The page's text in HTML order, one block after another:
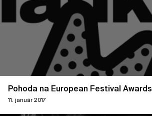
Pohoda na European Festival Awards
11. január 2017